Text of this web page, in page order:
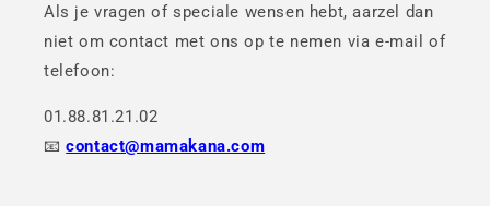
Als je vragen of speciale wensen hebt, aarzel dan
niet om contact met ons op te nemen via e-mail of
telefoon:
01.88.81.21.02
📧contact@mamakana.com